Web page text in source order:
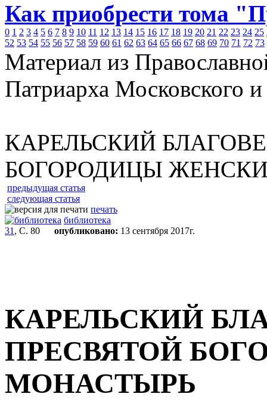
Как приобрести тома
0 1 2 3 4 5 6 7 8 9 10 11 12 13 14 15 16 17 18 19 20 21 22 23 24 25
52 53 54 55 56 57 58 59 60 61 62 63 64 65 66 67 68 69 70 71 72 73
Материал из
Патриарха Московского
КАРЕЛЬСКИЙ
БОГОРОДИЦЫ
предыдущая статья
следующая статья
печать
библиотека
31 , С. 80 опубликовано: 13 сентября 2017г.
КАРЕЛЬСКИЙ
ПРЕСВЯТОЙ
МОНАСТЫРЬ